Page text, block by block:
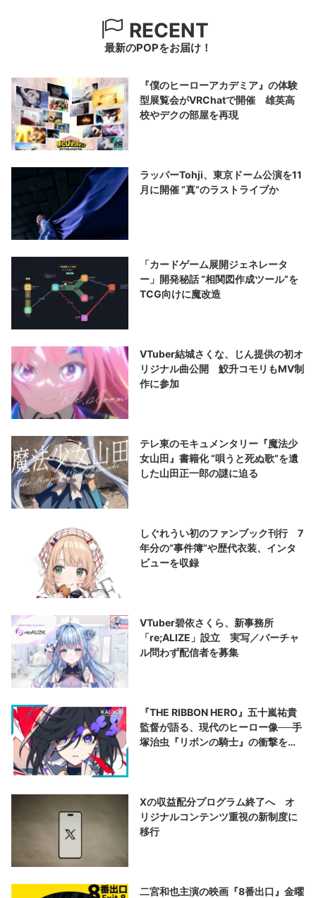
RECENT
最新のPOPをお届け！
『僕のヒーローアカデミア』の体験
型展覧会がVRChatで開催 雄英高
校やデクの部屋を再現
ラッパーTohji、東京ドーム公演を11
月に開催 “真”のラストライブか
「カードゲーム展開ジェネレータ
ー」開発秘話 “相関図作成ツール”を
TCG向けに魔改造
VTuber結城さくな、じん提供の初オ
リジナル曲公開 鮫升コモリもMV制
作に参加
テレ東のモキュメンタリー『魔法少
女山田』書籍化 “唄うと死ぬ歌”を遺
した山田正一郎の謎に迫る
しぐれうい初のファンブック刊行 7
年分の“事件簿”や歴代衣装、インタ
ビューを収録
VTuber碧依さくら、新事務所
「re;ALIZE」設立 実写／バーチャ
ル問わず配信者を募集
『THE RIBBON HERO』五十嵐祐貴
監督が語る、現代のヒーロー像──手
塚治虫『リボンの騎士』の衝撃を再
Xの収益配分プログラム終了へ オ
リジナルコンテンツ重視の新制度に
移行
二宮和也主演の映画『8番出口』金曜